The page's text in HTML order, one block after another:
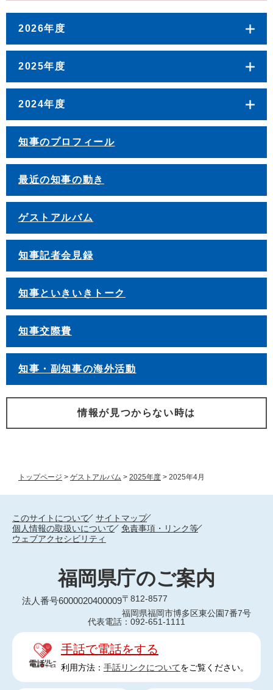
トップページ > ゲストアルバム > 2025年度 > 2025年4月
2026年度
2025年度
2024年度
知事のプロフィール
最近の知事の動き
ゲストアルバム
知事記者会見録
知事といきいきトーク
知事交際費
知事・副知事の海外活動
情報が見つからない時は
このサイトについて
サイトマップ
個人情報の取扱いについて
免責事項・リンク等
ウェブアクセシビリティ
福岡県庁のご案内
法人番号6000020400009〒812-8577
福岡県福岡市博多区東公園7番7号
代表電話：092-651-1111
手話で電話をする
利用方法： 手話リンクについてをご覧ください。